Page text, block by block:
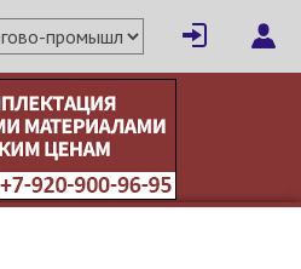
Написать поставщику